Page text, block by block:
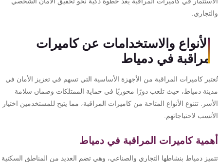
الأنواع والاستخدامات عن كاميرات
مراقبة في دمياط
كاميرات المراقبة من الأجهزة الأساسية التي تسهم في تعزيز الأمان في
دمياط، حيث تلعب دورًا محوريًا في حماية الممتلكات وضمان سلامة
تتنوع الأنواع المتاحة من كاميرات المراقبة، مما يتيح للمستخدمين اختيار
لاحتياجاتهم.
كاميرات المراقبة في دمياط
دمياط بنشاطها التجاري والصناعي، وهي تضم العديد من المناطق السكنية